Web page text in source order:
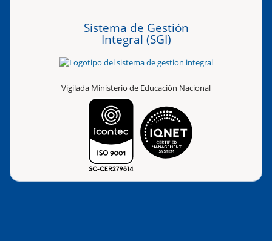
Sistema de Gestión
Integral (SGI)
Vigilada Ministerio de Educación Nacional